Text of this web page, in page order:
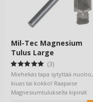
Mil-Tec Magnesium
Tulus Large
(3)
Miehekäs tapa sytyttää nuotio,
kiuas tai kokko! Raapaise
Magnesiumtuluksella kipinät